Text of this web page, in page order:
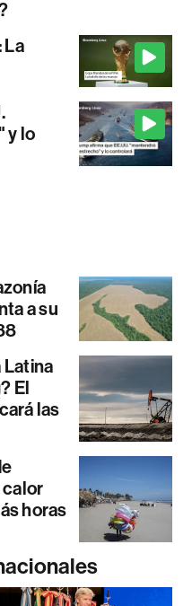
La
y lo
a su
Latina
El
las
calor
horas